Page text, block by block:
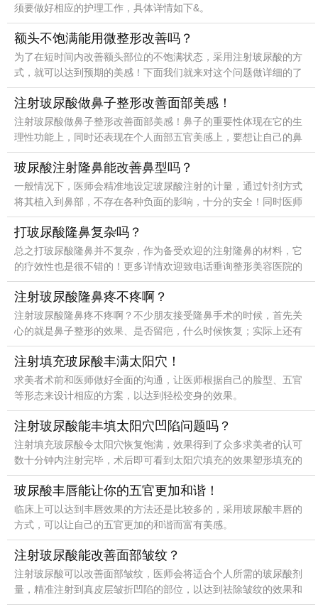
须要做好相应的护理工作，具体详情如下&。
额头不饱满能用微整形改善吗？
为了在短时间内改善额头部位的不饱满状态，采用注射玻尿酸的方
式，就可以达到预期的美感！下面我们就来对这个问题做详细的了
解和介绍吧。
注射玻尿酸做鼻子整形改善面部美感！
注射玻尿酸做鼻子整形改善面部美感！鼻子的重要性体现在它的生
理性功能上，同时还表现在个人面部五官美感上，要想让自己的鼻
子恢复到美丽的状态，最好的方式就是采用玻尿酸注射的方式
玻尿酸注射隆鼻能改善鼻型吗？
一般情况下，医师会精准地设定玻尿酸注射的计量，通过针剂方式
将其植入到鼻部，不存在各种负面的影响，十分的安全！同时医师
还会在鼻部选择几个注射点，以达到解决鼻部形态的目的。
打玻尿酸隆鼻复杂吗？
总之打玻尿酸隆鼻并不复杂，作为备受欢迎的注射隆鼻的材料，它
的疗效性也是很不错的！更多详情欢迎致电话垂询整形美容医院的
在线专家医师。
注射玻尿酸隆鼻疼不疼啊？
注射玻尿酸隆鼻疼不疼啊？不少朋友接受隆鼻手术的时候，首先关
心的就是鼻子整形的效果、是否留疤，什么时候恢复；实际上还有
一个问题大家都十分的关注:隆鼻手术的过程，疼不疼？相信
注射填充玻尿酸丰满太阳穴！
求美者术前和医师做好全面的沟通，让医师根据自己的脸型、五官
等形态来设计相应的方案，以达到轻松变身的效果。
注射玻尿酸能丰填太阳穴凹陷问题吗？
注射填充玻尿酸令太阳穴恢复饱满，效果得到了众多求美者的认可
数十分钟内注射完毕，术后即可看到太阳穴填充的效果塑形填充的
效果是非常理想的。
玻尿酸丰唇能让你的五官更加和谐！
临床上可以达到丰唇效果的方法还是比较多的，采用玻尿酸丰唇的
方式，可以让自己的五官更加的和谐而富有美感。
注射玻尿酸能改善面部皱纹？
注射玻尿酸可以改善面部皱纹，医师会将适合个人所需的玻尿酸剂
量，精准注射到真皮层皱折凹陷的部位，以达到祛除皱纹的效果和
目的。